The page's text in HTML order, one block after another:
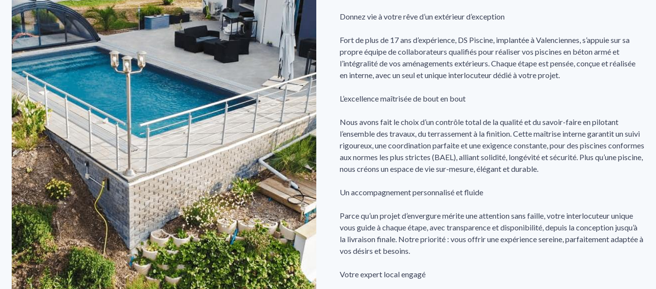
Donnez vie à votre rêve d’un extérieur d’exception
Fort de plus de 17 ans d’expérience, DS Piscine, implantée à Valenciennes, s’appuie sur sa
propre équipe de collaborateurs qualifiés pour réaliser vos piscines en béton armé et
l’intégralité de vos aménagements extérieurs. Chaque étape est pensée, conçue et réalisée
en interne, avec un seul et unique interlocuteur dédié à votre projet.
L’excellence maîtrisée de bout en bout
Nous avons fait le choix d’un contrôle total de la qualité et du savoir-faire en pilotant
l’ensemble des travaux, du terrassement à la finition. Cette maîtrise interne garantit un suivi
rigoureux, une coordination parfaite et une exigence constante, pour des piscines conformes
aux normes les plus strictes (BAEL), alliant solidité, longévité et sécurité. Plus qu’une piscine,
nous créons un espace de vie sur-mesure, élégant et durable.
Un accompagnement personnalisé et fluide
Parce qu’un projet d’envergure mérite une attention sans faille, votre interlocuteur unique
vous guide à chaque étape, avec transparence et disponibilité, depuis la conception jusqu’à
la livraison finale. Notre priorité : vous offrir une expérience sereine, parfaitement adaptée à
vos désirs et besoins.
Votre expert local engagé